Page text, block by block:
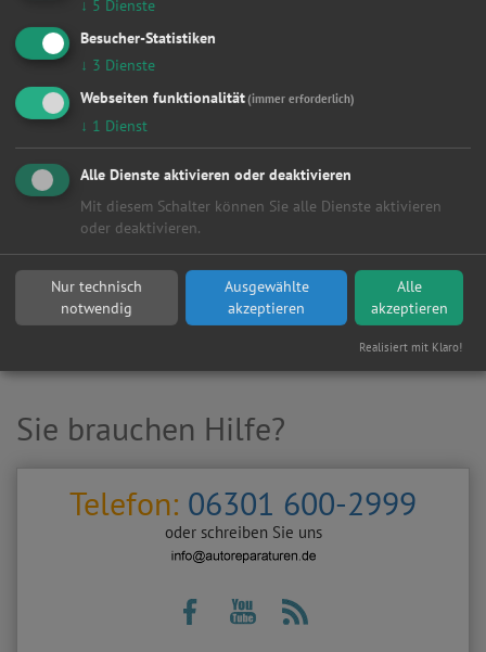
Hier können Sie kostenlos Werkstattangebote einholen!
Manuell HSN/TSN
Wählen Sie Hersteller und Modell Ihres Fahrzeugs aus
den folgenden Listen aus.
Hersteller:
Sie brauchen Hilfe?
Telefon: 06301 600-2999
oder schreiben Sie uns
↓ 5 Dienste
Besucher-Statistiken
↓ 3 Dienste
Webseiten funktionalität(immer erforderlich)
↓ 1 Dienst
Alle Dienste aktivieren oder deaktivieren
Mit diesem Schalter können Sie alle Dienste aktivieren
oder deaktivieren.
Nur technisch
notwendig
Ausgewählte
akzeptieren
Alle
akzeptieren
Realisiert mit Klaro!